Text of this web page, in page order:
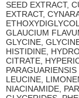
SEED EXTRACT,
EXTRACT,
GLAUCIUM
GLYCINE,
HISTIDINE,
CITRATE,
LEUCINE,
NIACINAMIDE,